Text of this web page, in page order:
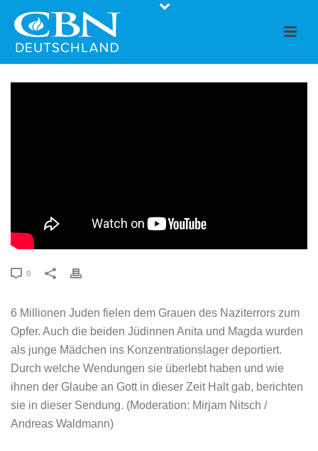
0
6 Millionen Juden fielen dem Grauen des Naziterrors zum
Opfer. Auch die beiden Jüdinnen Anita und Magda wurden
als junge Mädchen ins Konzentrationslager deportiert.
Durch welche Wendungen sie überlebt haben und wie
ihnen der Glaube an Gott in dieser Zeit Halt gab, berichten
sie in dieser Sendung. (Moderation: Mirjam Nitsch /
Andreas Waldmann)